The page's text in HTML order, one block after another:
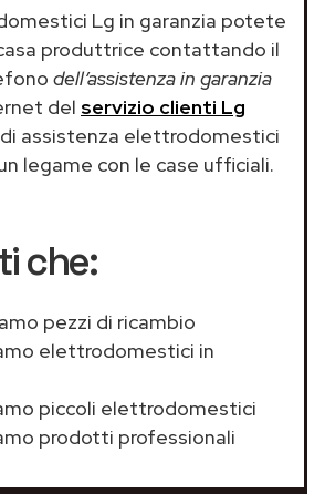
Lg in garanzia potete
produttrice contattando il
dell’assistenza in garanzia
del servizio clienti Lg
assistenza elettrodomestici
legame con le case ufficiali.
che:
pezzi di ricambio
elettrodomestici in
piccoli elettrodomestici
prodotti professionali